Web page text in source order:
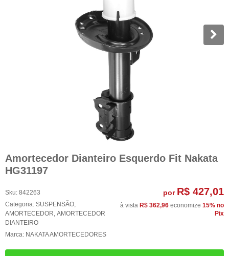
Amortecedor Dianteiro Esquerdo Fit Nakata
HG31197
Sku: 842263
Categoria: SUSPENSÃO,
AMORTECEDOR, AMORTECEDOR
DIANTEIRO
Marca: NAKATA AMORTECEDORES
por R$ 427,01
à vista R$ 362,96 economize 15% no
Pix